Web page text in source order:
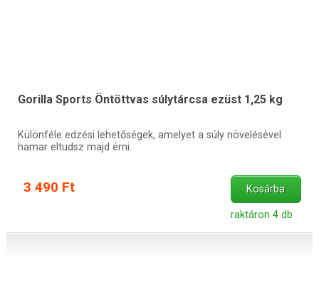
Gorilla Sports Öntöttvas súlytárcsa ezüst 1,25 kg
Különféle edzési lehetőségek, amelyet a súly növelésével
hamar eltudsz majd érni.
3 490 Ft Kosárba
raktáron 4 db